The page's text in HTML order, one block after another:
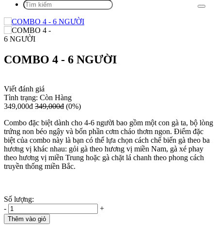
COMBO 4 - 6 NGƯỜI
Viết đánh giá
Tình trạng: Còn Hàng
349,000đ 349,000đ (0%)
Combo đặc biệt dành cho 4-6 người bao gồm một con gà ta, bộ lòng
trứng non béo ngậy và bốn phần cơm cháo thơm ngon. Điểm đặc
biệt của combo này là bạn có thể lựa chọn cách chế biến gà theo ba
hương vị khác nhau: gỏi gà theo hương vị miền Nam, gà xé phay
theo hương vị miền Trung hoặc gà chặt lá chanh theo phong cách
truyền thống miền Bắc.
Số lượng:
-
+
Thêm vào giỏ